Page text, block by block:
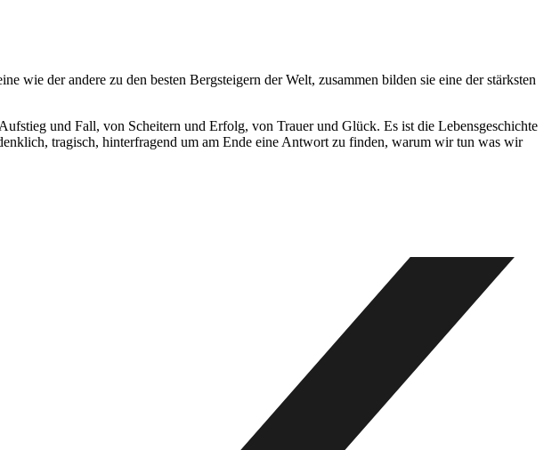
wie der andere zu den besten Bergsteigern der Welt, zusammen bilden sie eine der stärksten
und Fall, von Scheitern und Erfolg, von Trauer und Glück. Es ist die Lebensgeschichte
tragisch, hinterfragend um am Ende eine Antwort zu finden, warum wir tun was wir